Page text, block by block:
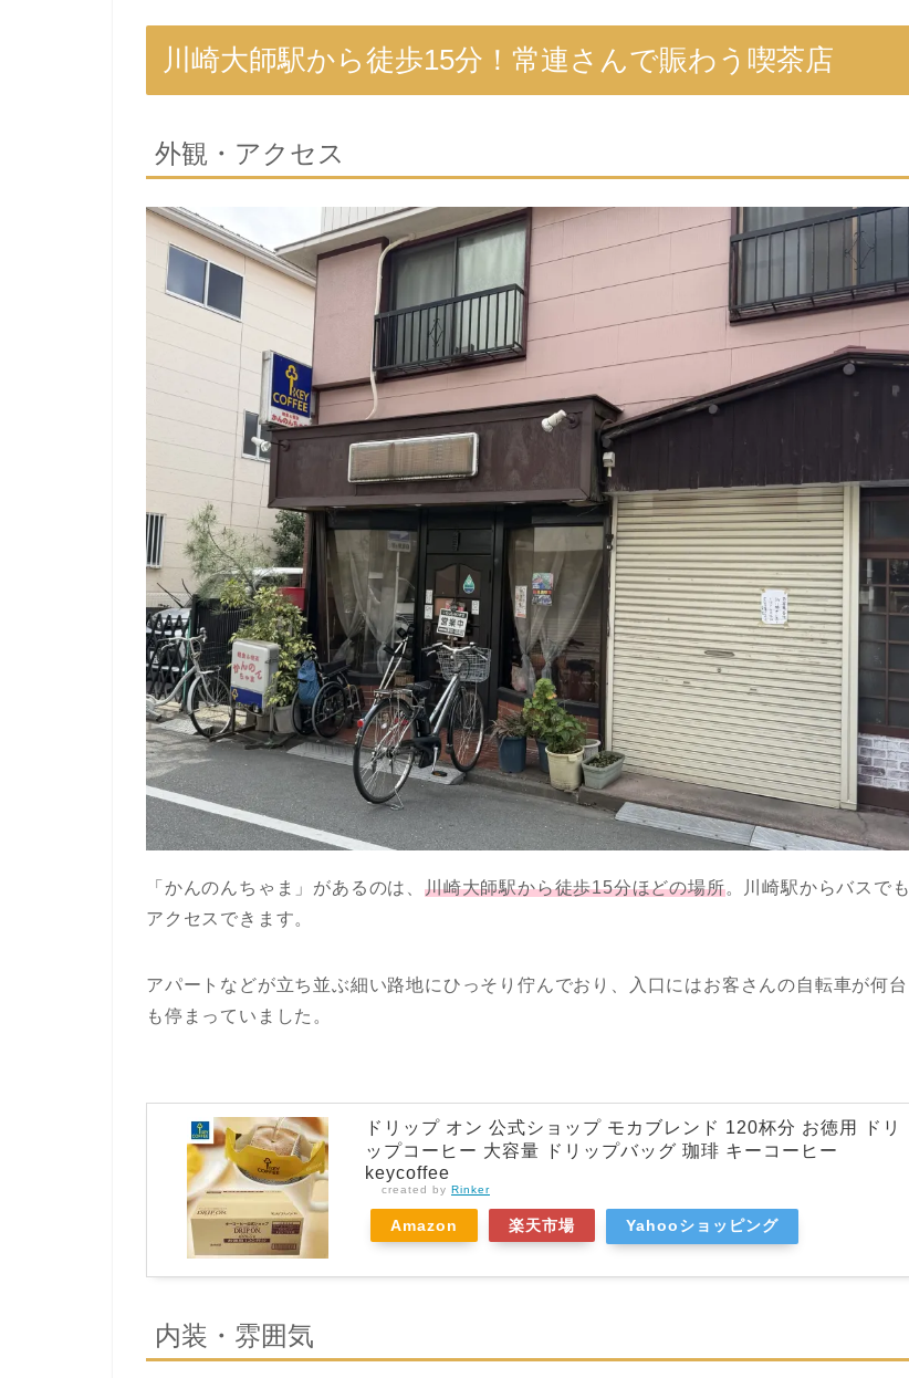
川崎大師駅から徒歩15分！常連さんで賑わう喫茶店
外観・アクセス
「かんのんちゃま」があるのは、 川崎大師駅から徒歩15分ほどの場所。川崎駅からバスでも
アクセスできます。
アパートなどが立ち並ぶ細い路地にひっそり佇んでおり、入口にはお客さんの自転車が何台
も停まっていました。
ドリップ オン 公式ショップ モカブレンド 120杯分 お徳用 ドリ
ップコーヒー 大容量 ドリップバッグ 珈琲 キーコーヒー
keycoffee
created by Rinker
Amazon 楽天市場 Yahooショッピング
内装・雰囲気